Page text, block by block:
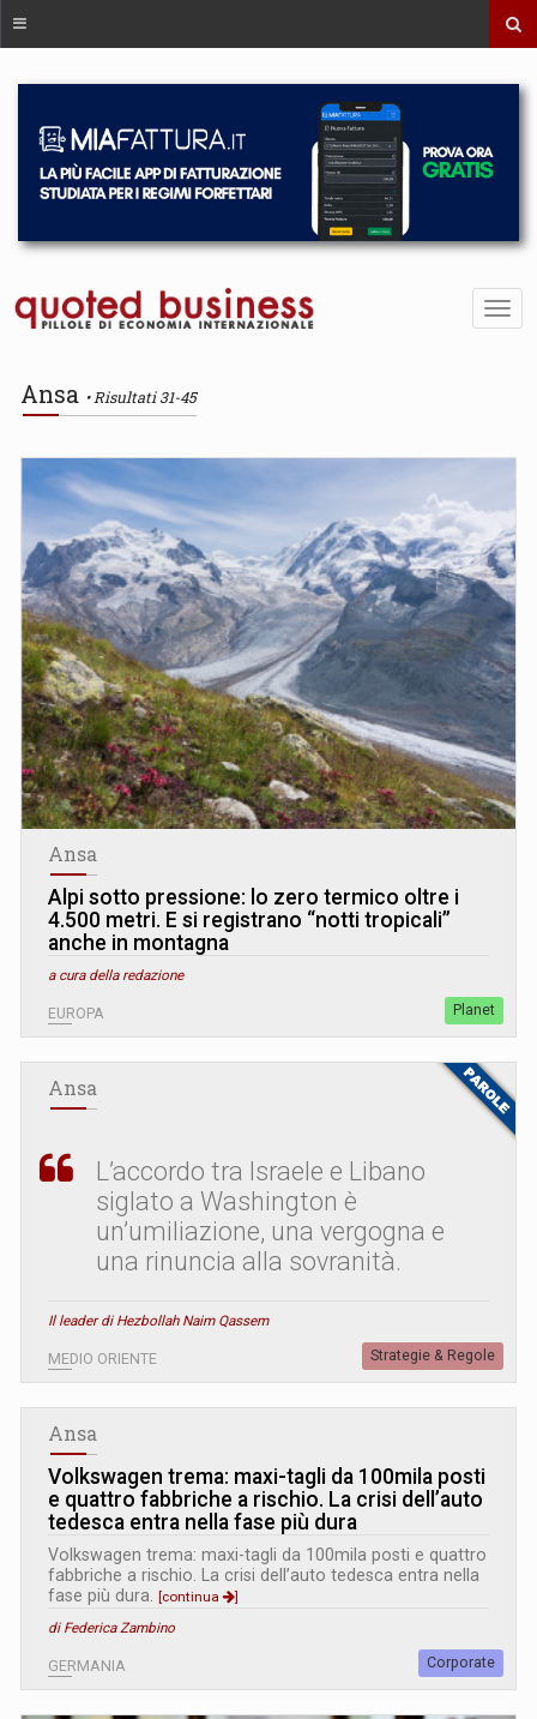
Ansa Risultati 31-45
Ansa
Alpi sotto pressione: lo zero termico oltre i
4.500 metri. E si registrano “notti tropicali”
anche in montagna
a cura della redazione
EUROPA Planet
Ansa
L’accordo tra Israele e Libano
siglato a Washington è
un’umiliazione, una vergogna e
una rinuncia alla sovranità.
Il leader di Hezbollah Naim Qassem
MEDIO ORIENTE Strategie & Regole
Ansa
Volkswagen trema: maxi-tagli da 100mila posti
e quattro fabbriche a rischio. La crisi dell’auto
tedesca entra nella fase più dura
Volkswagen trema: maxi-tagli da 100mila posti e quattro
fabbriche a rischio. La crisi dell’auto tedesca entra nella
fase più dura.
[continua
]
di Federica Zambino
GERMANIA Corporate